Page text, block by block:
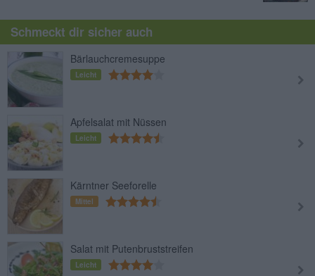
Schmeckt dir sicher auch
Bärlauchcremesuppe
Leicht
Apfelsalat mit Nüssen
Leicht
Kärntner Seeforelle
Mittel
Salat mit Putenbruststreifen
Leicht